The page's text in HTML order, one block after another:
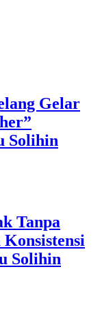
Gelar
Solihin
Tanpa
Solihin